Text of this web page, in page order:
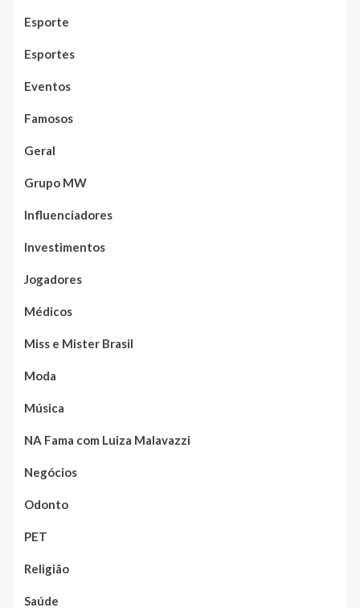
Esporte
Esportes
Eventos
Famosos
Geral
Grupo MW
Influenciadores
Investimentos
Jogadores
Médicos
Miss e Mister Brasil
Moda
Música
NA Fama com Luiza Malavazzi
Negócios
Odonto
PET
Religião
Saúde